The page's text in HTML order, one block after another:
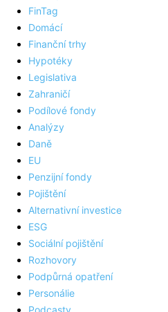
FinTag
Domácí
Finanční trhy
Hypotéky
Legislativa
Zahraničí
Podílové fondy
Analýzy
Daně
EU
Penzijní fondy
Pojištění
Alternativní investice
ESG
Sociální pojištění
Rozhovory
Podpůrná opatření
Personálie